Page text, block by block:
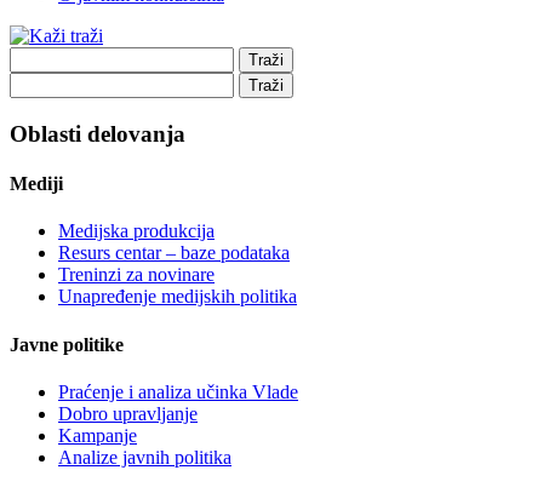
Oblasti delovanja
Mediji
Medijska produkcija
Resurs centar – baze podataka
Treninzi za novinare
Unapređenje medijskih politika
Javne politike
Praćenje i analiza učinka Vlade
Dobro upravljanje
Kampanje
Analize javnih politika